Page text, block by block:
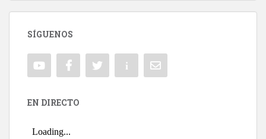
SÍGUENOS
EN DIRECTO